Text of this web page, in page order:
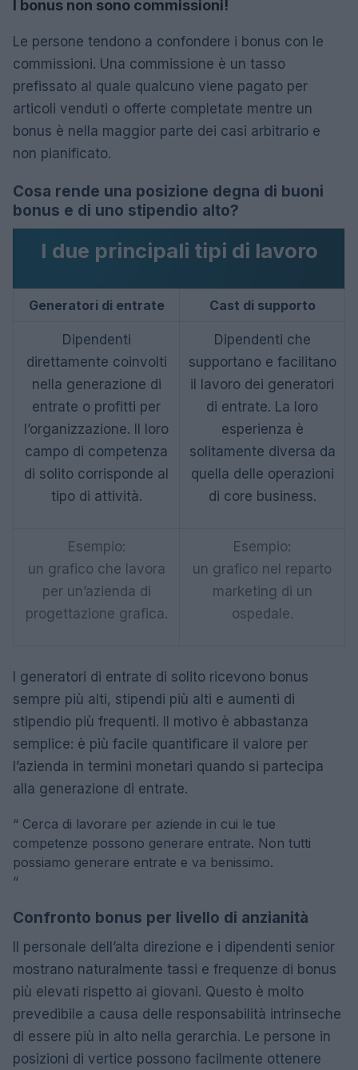
I bonus non sono commissioni!
Le persone tendono a confondere i bonus con le
commissioni. Una commissione è un tasso
prefissato al quale qualcuno viene pagato per
articoli venduti o offerte completate mentre un
bonus è nella maggior parte dei casi arbitrario e
non pianificato.
Cosa rende una posizione degna di buoni
bonus e di uno stipendio alto?
I due principali tipi di lavoro
Generatori di entrate Cast di supporto
Dipendenti
direttamente coinvolti
nella generazione di
entrate o profitti per
l’organizzazione. Il loro
campo di competenza
di solito corrisponde al
tipo di attività.
Dipendenti che
supportano e facilitano
il lavoro dei generatori
di entrate. La loro
esperienza è
solitamente diversa da
quella delle operazioni
di core business.
Esempio:
un grafico che lavora
per un’azienda di
progettazione grafica.
Esempio:
un grafico nel reparto
marketing di un
ospedale.
I generatori di entrate di solito ricevono bonus
sempre più alti, stipendi più alti e aumenti di
stipendio più frequenti. Il motivo è abbastanza
semplice: è più facile quantificare il valore per
l’azienda in termini monetari quando si partecipa
alla generazione di entrate.
“ Cerca di lavorare per aziende in cui le tue
competenze possono generare entrate. Non tutti
possiamo generare entrate e va benissimo.
“
Confronto bonus per livello di anzianità
Il personale dell’alta direzione e i dipendenti senior
mostrano naturalmente tassi e frequenze di bonus
più elevati rispetto ai giovani. Questo è molto
prevedibile a causa delle responsabilità intrinseche
di essere più in alto nella gerarchia. Le persone in
posizioni di vertice possono facilmente ottenere